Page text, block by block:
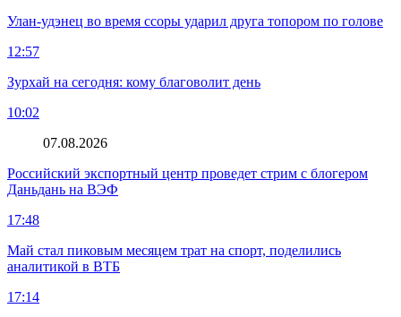
Улан-удэнец во время ссоры ударил друга топором по голове
12:57
Зурхай на сегодня: кому благоволит день
10:02
07.08.2026
Российский экспортный центр проведет стрим с блогером
Даньдань на ВЭФ
17:48
Май стал пиковым месяцем трат на спорт, поделились
аналитикой в ВТБ
17:14